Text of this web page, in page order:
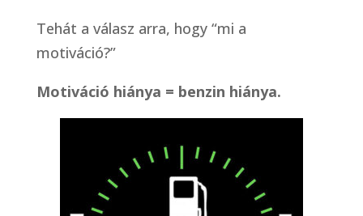
Tehát a válasz arra, hogy “mi a
motiváció?”
Motiváció hiánya = benzin hiánya.